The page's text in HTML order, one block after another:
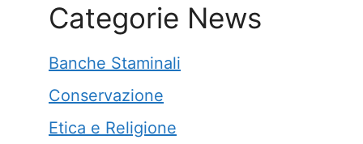
Categorie News
Banche Staminali
Conservazione
Etica e Religione